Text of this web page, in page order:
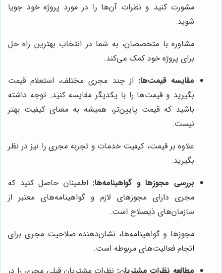
مشورت کنید و نظرات آن‌ها را در مورد پروژه خود جویا
شوید.
مشاوره با متخصصان، به شما در انتخاب بهترین راه حل
برای پروژه خود کمک می‌کند.
مقایسه قیمت‌ها: از چند مجری مختلف، استعلام قیمت
بگیرید و قیمت‌ها را با یکدیگر مقایسه کنید. توجه داشته
باشید که قیمت پایین‌تر، همیشه به معنای کیفیت بهتر
نیست.
علاوه بر قیمت، کیفیت خدمات و تجربه مجری را نیز در نظر
بگیرید.
بررسی مجوزها و گواهینامه‌ها: اطمینان حاصل کنید که
مجری دارای مجوزهای لازم و گواهینامه‌های معتبر از
سازمان‌های ذیصلاح است.
مجوزها و گواهینامه‌ها، نشان‌دهنده صلاحیت مجری برای
انجام فعالیت‌های مربوطه است.